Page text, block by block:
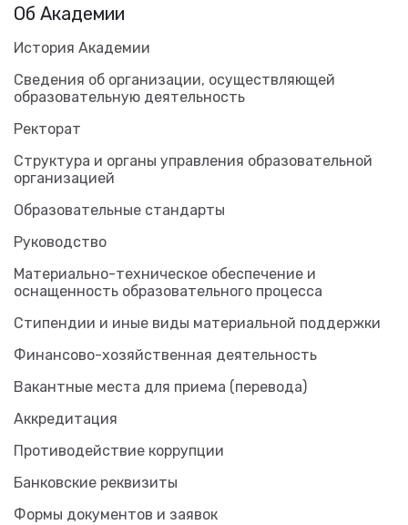
Об Академии
История Академии
Сведения об организации, осуществляющей
образовательную деятельность
Ректорат
Структура и органы управления образовательной
организацией
Образовательные стандарты
Руководство
Материально-техническое обеспечение и
оснащенность образовательного процесса
Стипендии и иные виды материальной поддержки
Финансово-хозяйственная деятельность
Вакантные места для приема (перевода)
Аккредитация
Противодействие коррупции
Банковские реквизиты
Формы документов и заявок